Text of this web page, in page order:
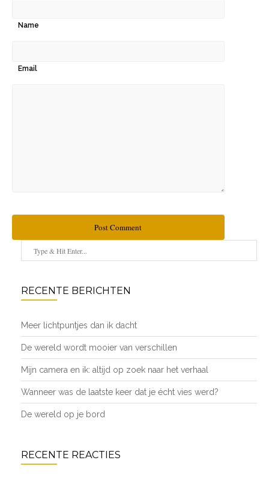
Name
Email
Post Comment
RECENTE BERICHTEN
Meer lichtpuntjes dan ik dacht
De wereld wordt mooier van verschillen
Mijn camera en ik: altijd op zoek naar het verhaal
Wanneer was de laatste keer dat je écht vies werd?
De wereld op je bord
RECENTE REACTIES